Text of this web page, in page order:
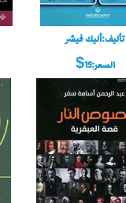
تأليف:أليك فيشر
السعر:15$